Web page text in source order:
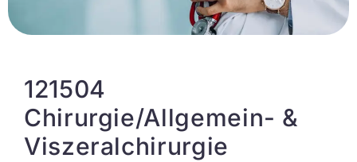
121504
Chirurgie/Allgemein- &
Viszeralchirurgie